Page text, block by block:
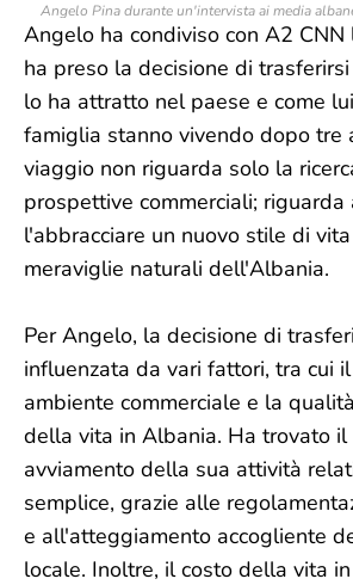
Angelo Pina durante un'intervista ai media
Angelo ha condiviso con A2 CNN
ha preso la decisione di
lo ha attratto nel paese e come
famiglia stanno vivendo dopo tre
viaggio non riguarda solo la
prospettive commerciali; riguarda
l'abbracciare un nuovo stile di
meraviglie naturali dell'Albania.
Per Angelo, la decisione di
influenzata da vari fattori, tra cui
ambiente commerciale e la
della vita in Albania. Ha trovato il
avviamento della sua attività
semplice, grazie alle
e all'atteggiamento accogliente
locale. Inoltre, il costo della vita